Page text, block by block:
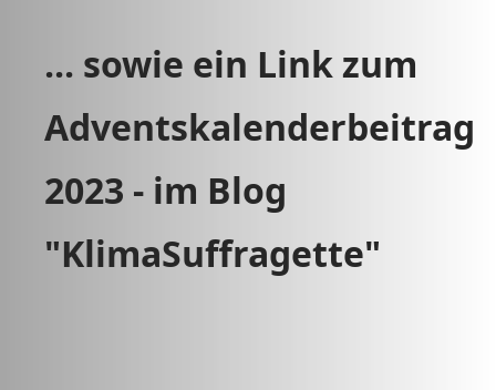
... sowie ein Link zum
Adventskalenderbeitrag
2023 - im Blog
"KlimaSuffragette"